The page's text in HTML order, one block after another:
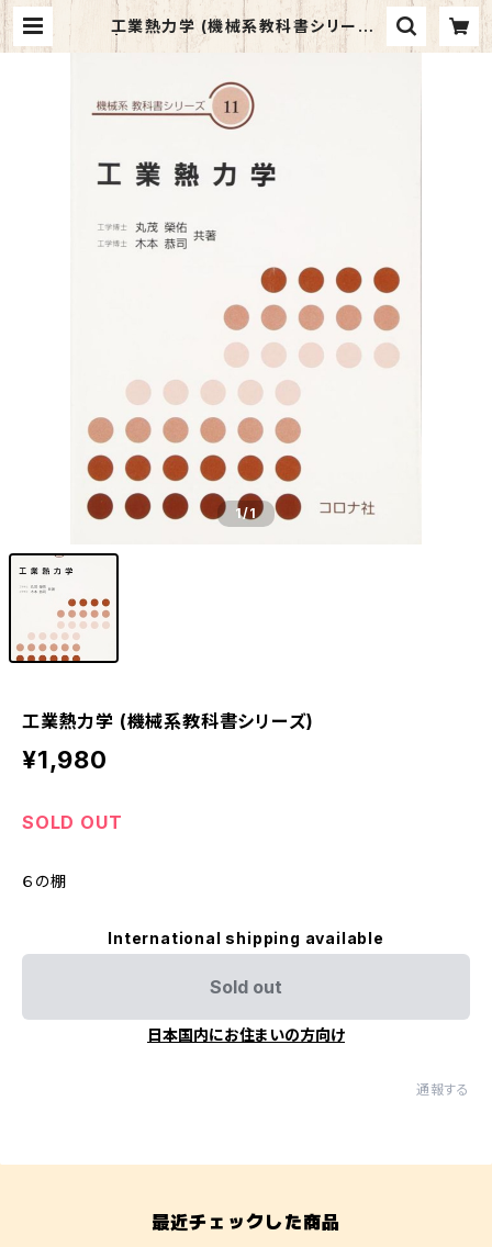
工業熱力学 (機械系教科書シリーズ)
| マイブックス関大前店(店頭受取オ
1/1
工業熱力学 (機械系教科書シリーズ)
¥1,980
SOLD OUT
６の棚
International shipping available
Sold out
日本国内にお住まいの方向け
通報する
最近チェックした商品